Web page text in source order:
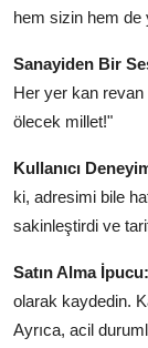
hem sizin hem de
Sanayiden Bir
Her yer kan
ölecek millet!"
Kullanıcı
ki, adresimi bile
sakinleştirdi ve
Satın Alma İpucu:
olarak kaydedin.
Ayrıca, acil